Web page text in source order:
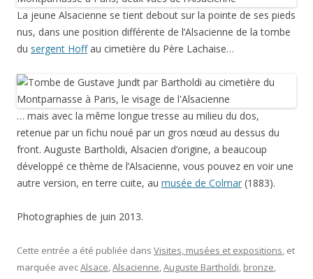
La jeune Alsacienne se tient debout sur la pointe de ses pieds
nus, dans une position différente de l’Alsacienne de la tombe
du sergent Hoffau cimetière du Père Lachaise…
… mais avec la même longue tresse au milieu du dos,
retenue par un fichu noué par un gros nœud au dessus du
front. Auguste Bartholdi, Alsacien d’origine, a beaucoup
développé ce thème de l’Alsacienne, vous pouvez en voir une
autre version, en terre cuite, au musée de Colmar (1883).
Photographies de juin 2013.
Cette entrée a été publiée dans Visites, musées et expositions, et
marquée avecAlsace,Alsacienne,Auguste Bartholdi, bronze,